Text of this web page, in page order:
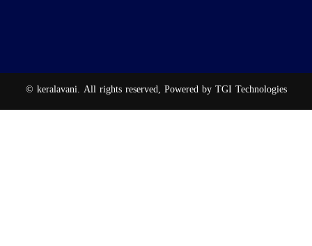
© keralavani. All rights reserved, Powered by TGI Technologies